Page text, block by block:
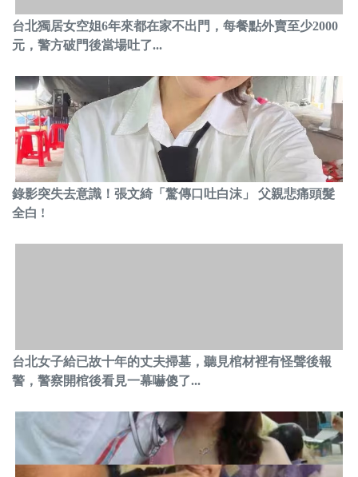
台北獨居女空姐6年來都在家不出門，每餐點外賣至少2000
元，警方破門後當場吐了...
錄影突失去意識！張文綺「驚傳口吐白沫」 父親悲痛頭髮
全白 !
台北女子給已故十年的丈夫掃墓，聽見棺材裡有怪聲後報
警，警察開棺後看見一幕嚇傻了...